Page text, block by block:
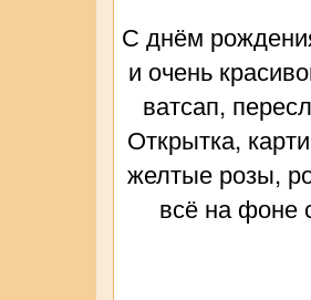
С днём
и очень
ватсап,
Открытка,
желтые розы,
всё на фоне